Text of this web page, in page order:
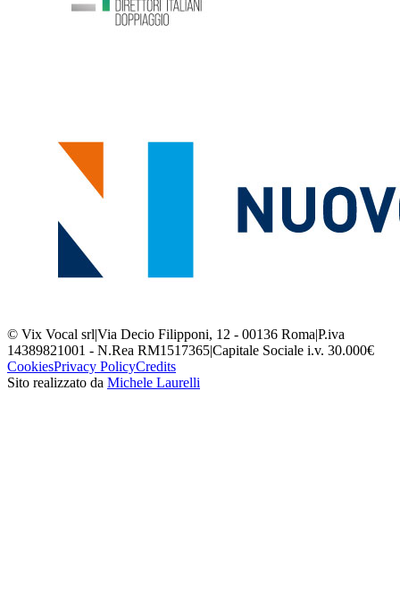
© Vix Vocal srl|Via Decio Filipponi, 12 - 00136 Roma|P.iva
14389821001 - N.Rea RM1517365|Capitale Sociale i.v. 30.000€
CookiesPrivacy PolicyCredits
Sito realizzato da Michele Laurelli